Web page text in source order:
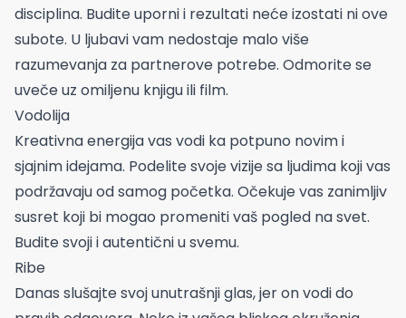
disciplina. Budite uporni i rezultati neće izostati ni ove
subote. U ljubavi vam nedostaje malo više
razumevanja za partnerove potrebe. Odmorite se
uveče uz omiljenu knjigu ili film.
Vodolija
Kreativna energija vas vodi ka potpuno novim i
sjajnim idejama. Podelite svoje vizije sa ljudima koji vas
podržavaju od samog početka. Očekuje vas zanimljiv
susret koji bi mogao promeniti vaš pogled na svet.
Budite svoji i autentični u svemu.
Ribe
Danas slušajte svoj unutrašnji glas, jer on vodi do